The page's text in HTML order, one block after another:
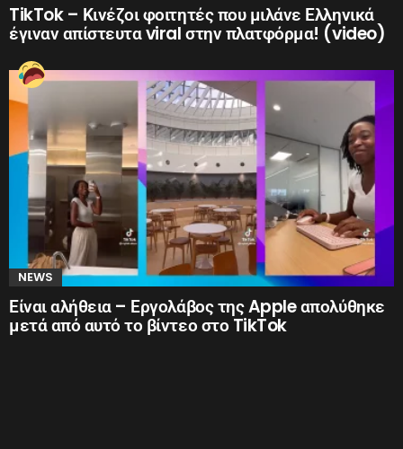
TikTok – Κινέζοι φοιτητές που μιλάνε Ελληνικά
έγιναν απίστευτα viral στην πλατφόρμα! (video)
NEWS
Είναι αλήθεια – Εργολάβος της Apple απολύθηκε
μετά από αυτό το βίντεο στο TikTok